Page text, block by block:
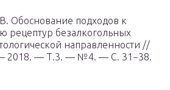
Обоснование подходов к
рецептур безалкогольных
направленности //
2018. — Т.3. — №4. — С. 31−38.